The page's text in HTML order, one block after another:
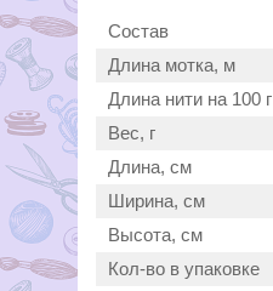
Состав
Длина мотка, м
Длина нити на 100 г
Вес, г
Длина, см
Ширина, см
Высота, см
Кол-во в упаковке